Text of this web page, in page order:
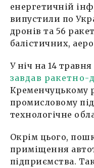
енергетичній
випустили по
дронів та 56
балістичних,
У ніч на 14 травня
завдав ракетно-
Кременчуцькому
промисловому
технологічне
Окрім цього,
приміщення
підприємства.